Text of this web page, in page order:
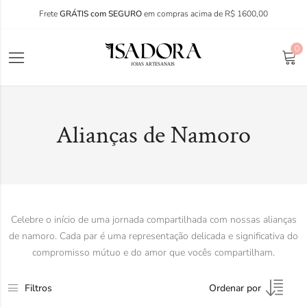
FreteGRÁTIS com SEGUROem compras acima de R$ 1600,00
0
Alianças de Namoro
Celebre o início de uma jornada compartilhada com nossas alianças
de namoro. Cada par é uma representação delicada e significativa do
compromisso mútuo e do amor que vocês compartilham.
Filtros Ordenar por